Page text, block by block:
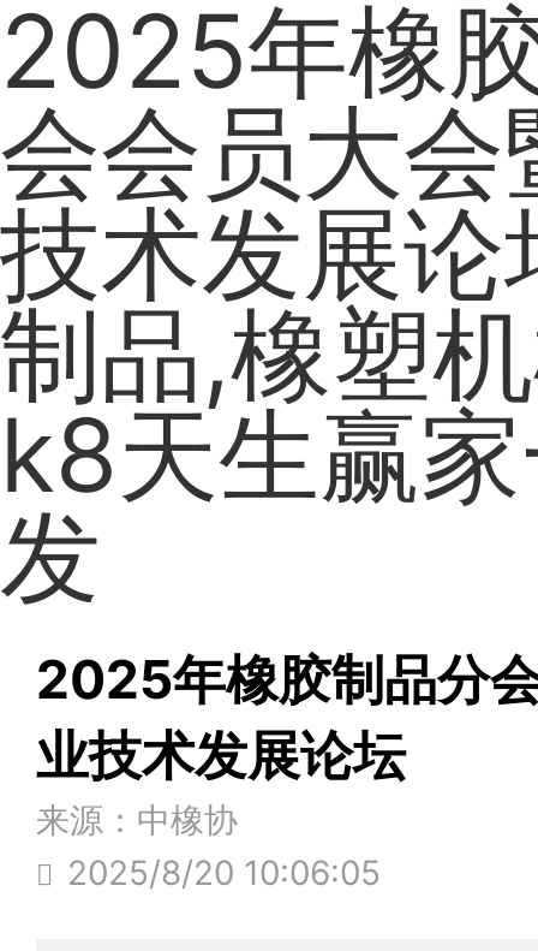
2025年橡
会会员大会
技术发展论
制品,橡塑
k8天生赢
发
2025年橡胶制品分
业技术发展论坛
来源：中橡协
2025/8/20 10:06:05